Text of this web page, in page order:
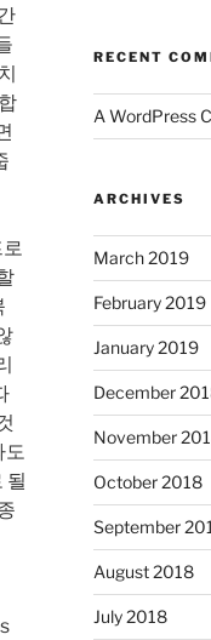
도
될
RECENT
A WordPress
ARCHIVES
March 2019
February 2019
January 2019
December
November
October 2018
September
August 2018
July 2018